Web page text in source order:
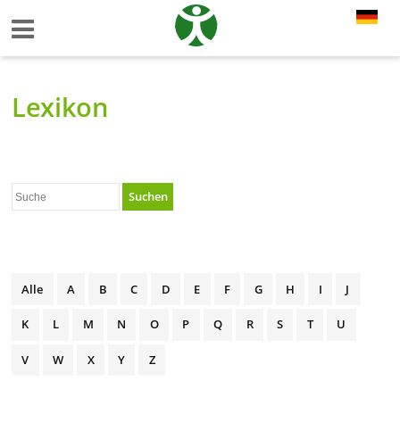
Lexikon
Suchen
Alle A B C D E F G H I J
K L M N O P Q R S T U
V W X Y Z